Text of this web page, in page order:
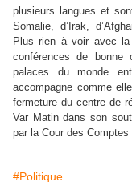
plusieurs langues et
Somalie, d’Irak,
Plus rien à voir avec la
conférences de bonne
palaces du monde
accompagne comme
fermeture du centre de
Var Matin dans son
par la Cour des Comptes
#Politique